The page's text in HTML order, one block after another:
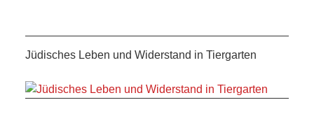
Jüdisches Leben und Widerstand in Tiergarten